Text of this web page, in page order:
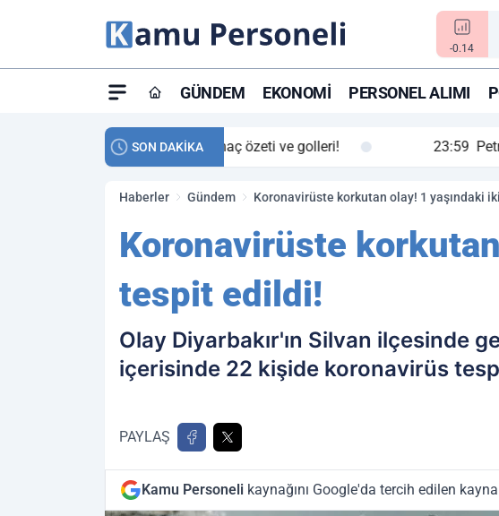
-0.14
GÜNDEM EKONOMI PERSONEL ALIMI
SON DAKİKA
maç özeti ve golleri! 23:59 Petrol Akışında Tarihi Dönemeç:
Haberler Gündem Koronavirüste korkutan olay! 1 yaşındaki
Koronavirüste
tespit edildi!
Olay Diyarbakır'ın Silvan ilçesinde
içerisinde 22 kişide koronavirüs
PAYLAŞ
Kamu Personeli kaynağını Google'da tercih edilen